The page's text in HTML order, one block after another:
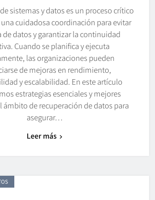
sistemas y datos es un proceso crítico
cuidadosa coordinación para evitar
de datos y garantizar la continuidad
Cuando se planifica y ejecuta
las organizaciones pueden
de mejoras en rendimiento,
y escalabilidad. En este artículo
estrategias esenciales y mejores
ámbito de recuperación de datos para
asegurar…
Leer más